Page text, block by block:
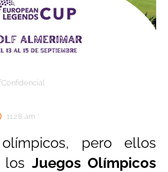
11:28 am
pero ellos
los Juegos Olímpicos